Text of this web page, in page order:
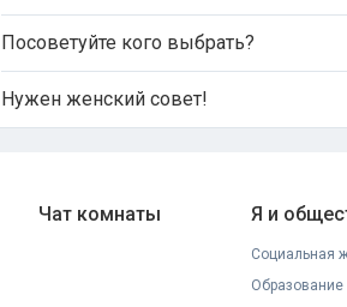
Посоветуйте кого выбрать?
Нужен женский совет!
Чат комнаты Я и
Социальная
Образование